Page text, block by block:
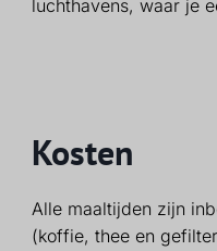
luchthavens, waar je
Kosten
Alle maaltijden zijn
(koffie, thee en